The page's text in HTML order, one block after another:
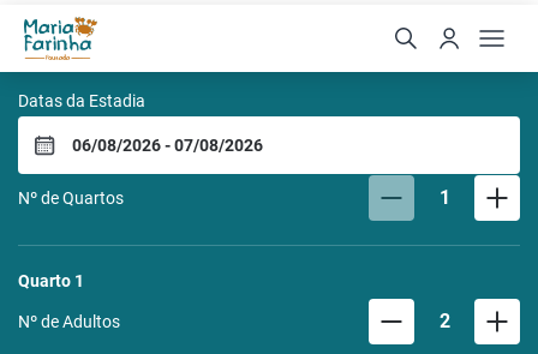
Surf Inn Bahia
Datas da Estadia
Nº de Quartos 1
Quarto 1
Nº de Adultos 2